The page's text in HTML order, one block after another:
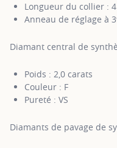
Longueur du collier :
Anneau de réglage à
Diamant central de
Poids : 2,0 carats
Couleur : F
Pureté : VS
Diamants de pavage de